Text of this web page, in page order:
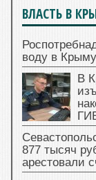
ВЛАСТЬ В
воду в Крыму
В
877 тысяч
арестовали